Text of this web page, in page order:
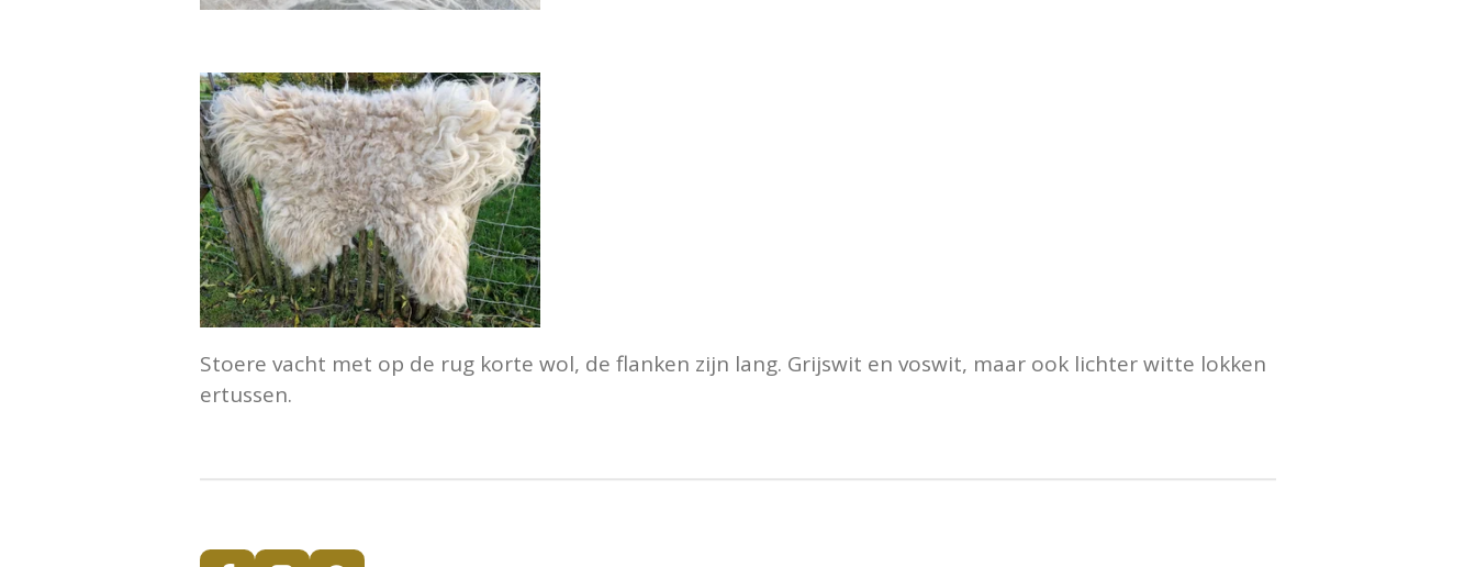
Stoere vacht met op de rug korte wol, de flanken zijn lang. Grijswit en voswit, maar ook lichter witte lokken
ertussen.